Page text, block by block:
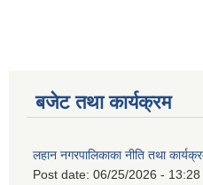
बजेट तथा कार्यक्रम
लहान नगरपालिकाका नीति तथा
Post date: 06/25/2026 - 13:28